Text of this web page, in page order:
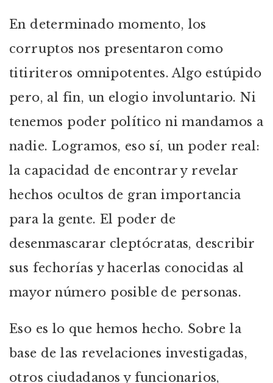
En determinado momento, los
corruptos nos presentaron como
titiriteros omnipotentes. Algo estúpido
pero, al fin, un elogio involuntario. Ni
tenemos poder político ni mandamos a
nadie. Logramos, eso sí, un poder real:
la capacidad de encontrar y revelar
hechos ocultos de gran importancia
para la gente. El poder de
desenmascarar cleptócratas, describir
sus fechorías y hacerlas conocidas al
mayor número posible de personas.
Eso es lo que hemos hecho. Sobre la
base de las revelaciones investigadas,
otros ciudadanos y funcionarios,